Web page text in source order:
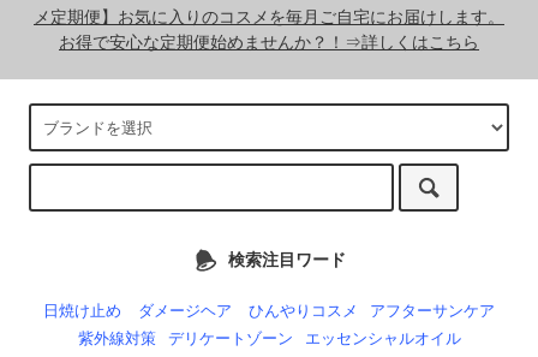
メ定期便】お気に入りのコスメを毎月ご自宅にお届けします。
お得で安心な定期便始めませんか？！⇒詳しくはこちら
検索注目ワード
日焼け止め ダメージヘア ひんやりコスメ
アフターサンケア
紫外線対策
デリケートゾーン
エッセンシャルオイル